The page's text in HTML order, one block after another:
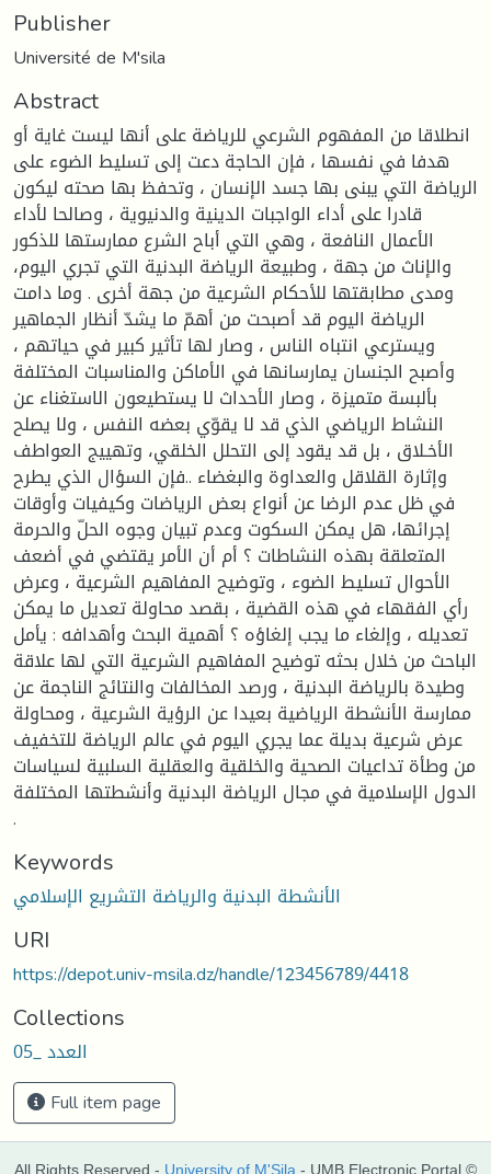
Publisher
Université de M'sila
Abstract
انطلاقا من المفهوم الشرعي للرياضة على أنها ليست غاية أو
هدفا في نفسها ، فإن الحاجة دعت إلى تسليط الضوء على
الرياضة التي يبنى بها جسد الإنسان ، وتحفظ بها صحته ليكون
قادرا على أداء الواجبات الدينية والدنيوية ، وصالحا لأداء
الأعمال النافعة ، وهي التي أباح الشرع ممارستها للذكور
والإناث من جهة ، وطبيعة الرياضة البدنية التي تجري اليوم،
ومدى مطابقتها للأحكام الشرعية من جهة أخرى . وما دامت
الرياضة اليوم قد أصبحت من أهمّ ما يشدّ أنظار الجماهير
ويسترعي انتباه الناس ، وصار لها تأثير كبير في حياتهم ،
وأصبح الجنسان يمارسانها في الأماكن والمناسبات المختلفة
بألبسة متميزة ، وصار الأحداث لا يستطيعون الاستغناء عن
النشاط الرياضي الذي قد لا يقوّي بعضه النفس ، ولا يصلح
الأخـلاق ، بل قد يقود إلى التحلل الخلقي، وتهييج العواطف
وإثارة القلاقل والعداوة والبغضاء ..فإن السؤال الذي يطرح
في ظل عدم الرضا عن أنواع بعض الرياضات وكيفيات وأوقات
إجرائها، هل يمكن السكوت وعدم تبيان وجوه الحلّ والحرمة
المتعلقة بهذه النشاطات ؟ أم أن الأمر يقتضي في أضعف
الأحوال تسليط الضوء ، وتوضيح المفاهيم الشرعية ، وعرض
رأي الفقهاء في هذه القضية ، بقصد محاولة تعديل ما يمكن
تعديله ، وإلغاء ما يجب إلغاؤه ؟ أهمية البحث وأهدافه : يأمل
الباحث من خلال بحثه توضيح المفاهيم الشرعية التي لها علاقة
وطيدة بالرياضة البدنية ، ورصد المخالفات والنتائج الناجمة عن
ممارسة الأنشطة الرياضية بعيدا عن الرؤية الشرعية ، ومحاولة
عرض شرعية بديلة عما يجري اليوم في عالم الرياضة للتخفيف
من وطأة تداعيات الصحية والخلقية والعقلية السلبية لسياسات
الدول الإسلامية في مجال الرياضة البدنية وأنشطتها المختلفة
.
Keywords
الأنشطة البدنية والرياضة التشريع الإسلامي
URI
https://depot.univ-msila.dz/handle/123456789/4418
Collections
العدد _05
Full item page
All Rights Reserved - University of M'Sila - UMB Electronic Portal ©